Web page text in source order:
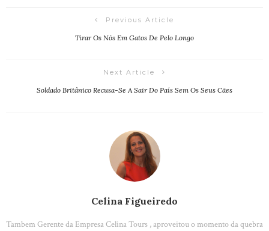
Previous Article
Tirar Os Nós Em Gatos De Pelo Longo
Next Article
Soldado Britânico Recusa-Se A Sair Do País Sem Os Seus Cães
Celina Figueiredo
Tambem Gerente da Empresa Celina Tours , aproveitou o momento da quebra